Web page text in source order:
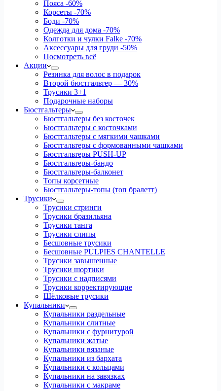
Пояса -60%
Корсеты -70%
Боди -70%
Одежда для дома -70%
Колготки и чулки Falke -70%
Аксессуары для груди -50%
Посмотреть всё
Акции
Резинка для волос в подарок
Второй бюстгальтер — 30%
Трусики 3+1
Подарочные наборы
Бюстгальтеры
Бюстгальтеры без косточек
Бюстгальтеры с косточками
Бюстгальтеры с мягкими чашками
Бюстгальтеры с формованными чашками
Бюстгальтеры PUSH-UP
Бюстгальтеры-бандо
Бюстгальтеры-балконет
Топы корсетные
Бюстгальтеры-топы (топ бралетт)
Трусики
Трусики стринги
Трусики бразильяна
Трусики танга
Трусики слипы
Бесшовные трусики
Бесшовные PULPIES CHANTELLE
Трусики завышенные
Трусики шортики
Трусики с надписями
Трусики корректирующие
Шёлковые трусики
Купальники
Купальники раздельные
Купальники слитные
Купальники с фурнитурой
Купальники жатые
Купальники вязаные
Купальники из бархата
Купальники с кольцами
Купальники на завязках
Купальники с макраме